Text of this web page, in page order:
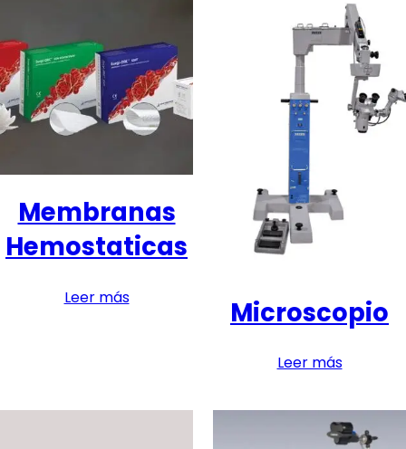
Membranas
Hemostaticas
Leer más Microscopio
Leer más